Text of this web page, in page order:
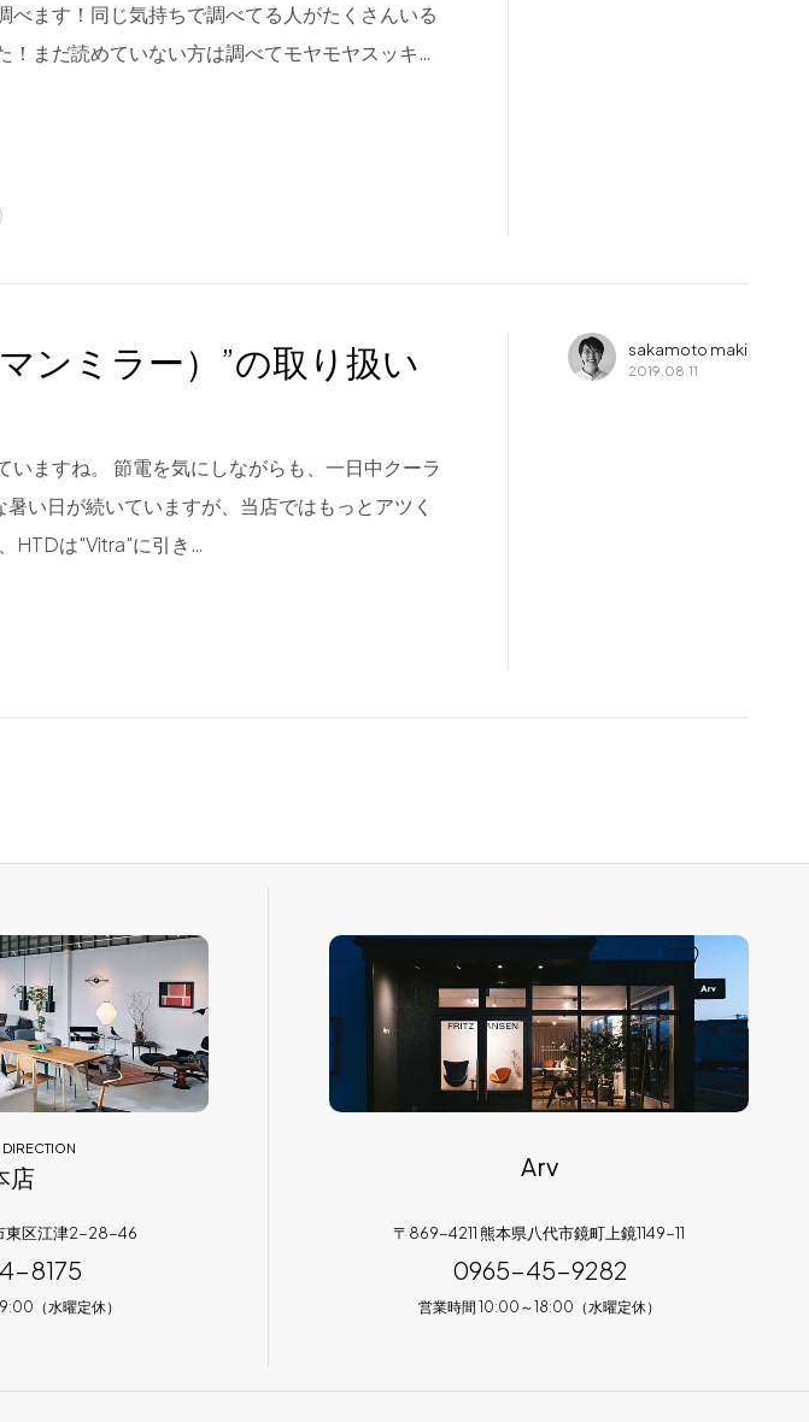
べます！同じ気持ちで調べてる人がたくさんいる
！まだ読めていない方は調べてモヤモヤスッキ…
ンミラー）”の取り扱い
ますね。 節電を気にしながらも、一日中クーラ
い日が続いていますが、当店ではもっとアツく
HTDは"Vitra"に引き…
sakamoto maki
2019.08.11
DIRECTION
店
東区江津2-28-46
8175
（水曜定休）
Arv
〒869-4211 熊本県八代市鏡町上鏡1149-11
0965-45-9282
営業時間 10:00～18:00（水曜定休）